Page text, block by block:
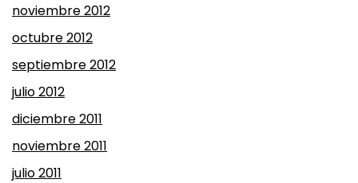
noviembre 2012
octubre 2012
septiembre 2012
julio 2012
diciembre 2011
noviembre 2011
julio 2011